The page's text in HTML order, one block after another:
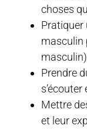
choses
Pratiquer
masculin
masculin)
Prendre
Mettre
et leur